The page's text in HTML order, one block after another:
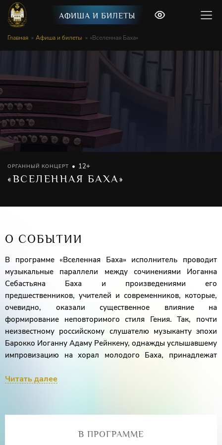
АФИША И БИЛЕТЫ
Главная Афиша и билеты «Вселенная Баха»
ОРГАННЫЙ КОНЦЕРТ 12+
«ВСЕЛЕННАЯ БАХА»
О СОБЫТИИ
В программе «Вселенная Баха» исполнитель проводит
музыкальные параллели между сочинениями Иоганна
Себастьяна Баха и произведениями его
предшественников, учителей и современников, которые,
очевидно, оказали существенное влияние на
формирование неповторимого стиля Гения. Так, почти
неизвестному российскому слушателю музыканту эпохи
Барокко Иоганну Адаму Рейнкену, однажды услышавшему
импровизацию на хорал молодого Баха, принадлежат
умерло, но сейчас я вижу, что оно еще живёт в Вас».
музыканта в истории, шедевры которого составят всю
Читать далее
В ПРОГРАММЕ